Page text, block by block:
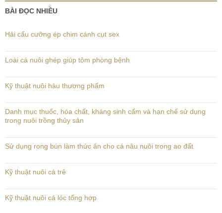
BÀI ĐỌC NHIỀU
Hải cẩu cưỡng ép chim cánh cụt sex
Loài cá nuôi ghép giúp tôm phòng bệnh
Kỹ thuật nuôi hàu thương phẩm
Danh mục thuốc, hóa chất, kháng sinh cấm và hạn chế sử dụng
trong nuôi trồng thủy sản
Sử dụng rong bún làm thức ăn cho cá nâu nuôi trong ao đất
Kỹ thuật nuôi cá trê
Kỹ thuật nuôi cá lóc tổng hợp